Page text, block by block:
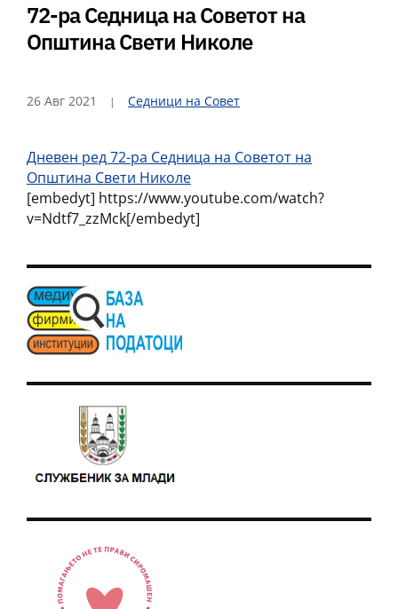
72-ра Седница на Советот на
Општина Свети Николе
26 Авг 2021 Седници на Совет
Дневен ред 72-ра Седница на Советот на
Општина Свети Николе
[embedyt] https://www.youtube.com/watch?
v=Ndtf7_zzMck[/embedyt]